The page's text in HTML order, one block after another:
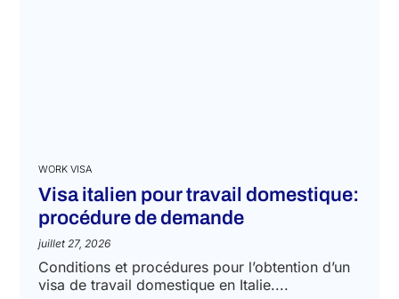
WORK VISA
Visa italien pour travail domestique:
procédure de demande
juillet 27, 2026
Conditions et procédures pour l’obtention d’un
visa de travail domestique en Italie....